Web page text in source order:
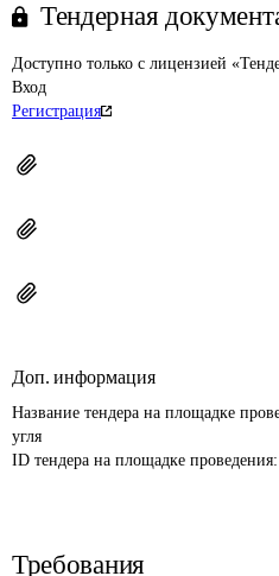
Тендерная
Доступно только с лицензией
Вход
Регистрация
Доп. информация
Название тендера на площадке
угля
ID тендера на площадке проведения:
Требования